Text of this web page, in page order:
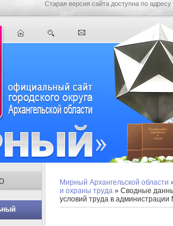
Старая версия сайта доступна по адресу
Мирный Архангельской области
и охраны труда » Сводные
условий труда в администрации